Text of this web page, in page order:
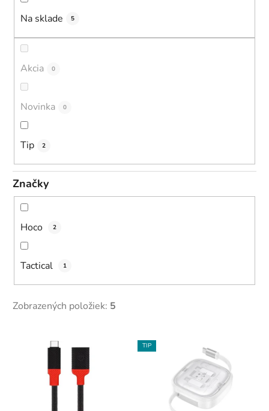
Na sklade 5
Akcia 0
Novinka 0
Tip 2
Značky
Hoco 2
Tactical 1
Zobrazených položiek: 5
TIP